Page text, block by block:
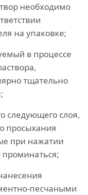
необходимо
на упаковке;
в процессе
тщательно
следующего слоя,
просыхания
при нажатии
песчаными